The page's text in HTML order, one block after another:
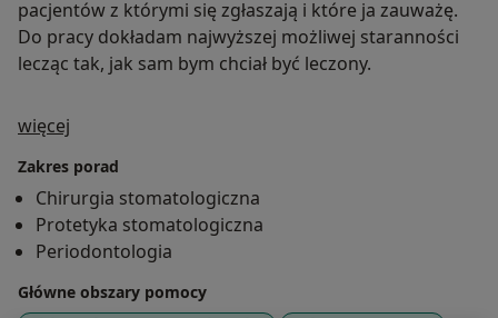
pacjentów z którymi się zgłaszają i które ja zauważę.
Do pracy dokładam najwyższej możliwej staranności
lecząc tak, jak sam bym chciał być leczony.
więcej
Zakres porad
Chirurgia stomatologiczna
Protetyka stomatologiczna
Periodontologia
Główne obszary pomocy